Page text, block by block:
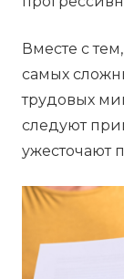
Вместе с
самых
трудовых
следуют
ужесточают